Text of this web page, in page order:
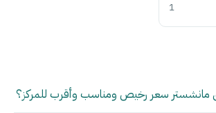
1
مانشستر سعر رخيص ومناسب وأقرب للمركز؟